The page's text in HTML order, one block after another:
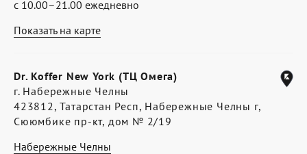
Показать на карте
с 10.00–21.00 ежедневно
Dr. Koffer New York (ТЦ Омега)
г. Набережные Челны
423812, Татарстан Респ, Набережные Челны г,
Сююмбике пр-кт, дом № 2/19
Набережные Челны